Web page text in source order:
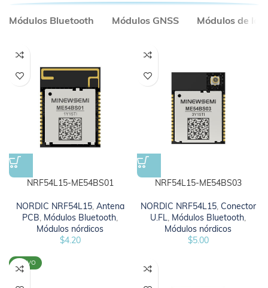
Módulos Bluetooth Módulos GNSS Módulos de lora
NRF54L15-ME54BS01
NORDIC NRF54L15, Antena
PCB, Módulos Bluetooth,
Módulos nórdicos
$4.20
NRF54L15-ME54BS03
NORDIC NRF54L15, Conector
U.FL, Módulos Bluetooth,
Módulos nórdicos
$5.00
NUEVO